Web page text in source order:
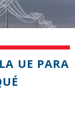
UE PARA